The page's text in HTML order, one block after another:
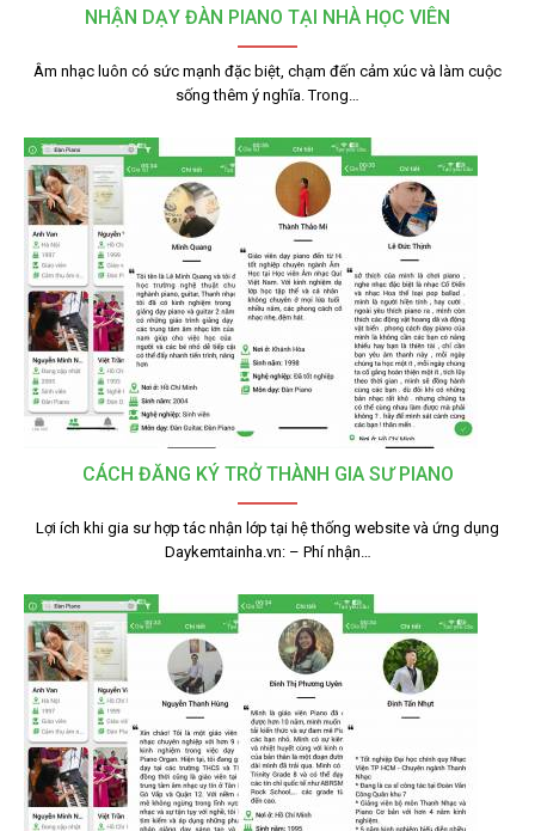
NHẬN DẠY ĐÀN PIANO TẠI NHÀ HỌC VIÊN
Âm nhạc luôn có sức mạnh đặc biệt, chạm đến cảm xúc và làm cuộc
sống thêm ý nghĩa. Trong…
CÁCH ĐĂNG KÝ TRỞ THÀNH GIA SƯ PIANO
Lợi ích khi gia sư hợp tác nhận lớp tại hệ thống website và ứng dụng
Daykemtainha.vn: – Phí nhận…